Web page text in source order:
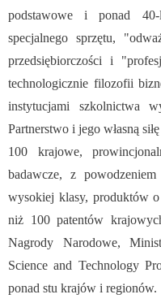
podstawowe i ponad
specjalnego sprzętu,
przedsiębiorczości i
technologicznie filozofii
instytucjami szkolnictwa
Partnerstwo i jego własną
100 krajowe,
badawcze, z
wysokiej klasy, produktów
niż 100 patentów
Nagrody Narodowe,
Science and Technology
ponad stu krajów i regionów.